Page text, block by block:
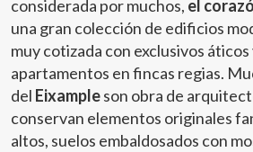
considerada por muchos, el
una gran colección de edificios
muy cotizada con exclusivos
apartamentos en fincas regias.
del Eixampleson obra de
conservan elementos originales
altos, suelos embaldosados con